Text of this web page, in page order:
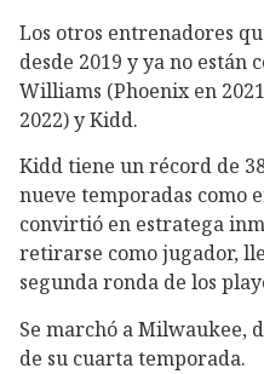
Los otros entrenadores
desde 2019 y ya no están
Williams (Phoenix en
2022) y Kidd.
Kidd tiene un récord de
nueve temporadas como
convirtió en estratega
retirarse como jugador,
segunda ronda de los
Se marchó a Milwaukee,
de su cuarta temporada.